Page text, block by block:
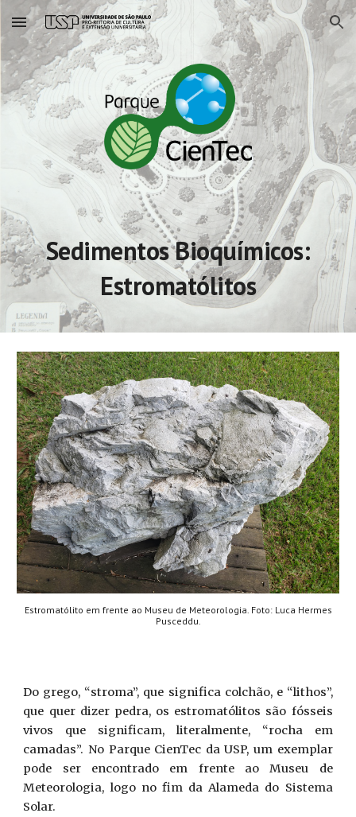
Skip to main content Skip to navigation
Sedimentos Bioquímicos:
Estromatólitos
Estromatólito em frente ao Museu de Meteorologia. Foto: Luca Hermes
Pusceddu.
Do grego, “stroma”, que significa colchão, e “lithos”,
que quer dizer pedra, os estromatólitos são fósseis
vivos que significam, literalmente, “rocha em
camadas”. No Parque CienTec da USP, um exemplar
pode ser encontrado em frente ao Museu de
Meteorologia, logo no fim da Alameda do Sistema
Solar.